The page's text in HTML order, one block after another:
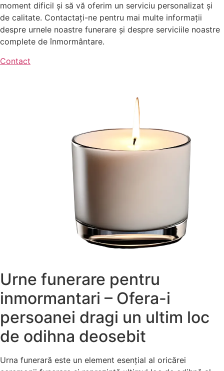
moment dificil și să vă oferim un serviciu personalizat și
de calitate. Contactați-ne pentru mai multe informații
despre urnele noastre funerare și despre serviciile noastre
complete de înmormântare.
Contact
Urne funerare pentru
inmormantari – Ofera-i
persoanei dragi un ultim loc
de odihna deosebit
Urna funerară este un element esențial al oricărei